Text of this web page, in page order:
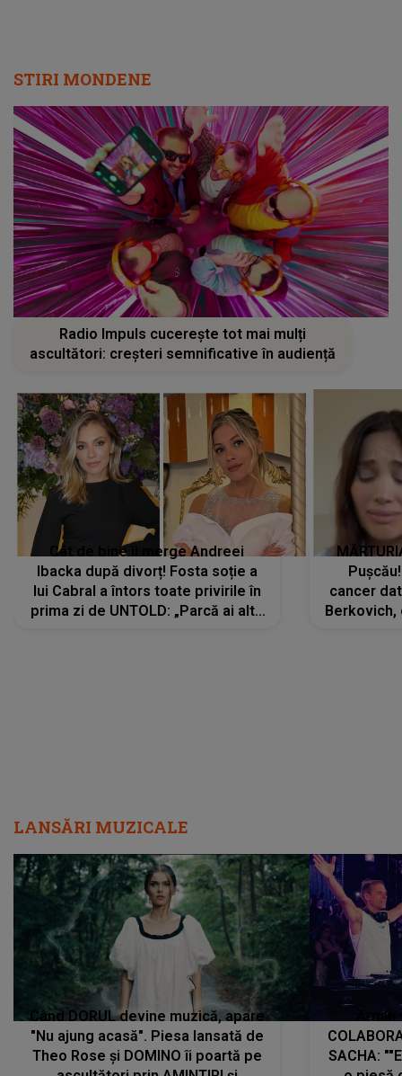
STIRI MONDENE
Radio Impuls cucerește tot mai mulți
ascultători: creșteri semnificative în audiență
Cât de bine îi merge Andreei
Ibacka după divorț! Fosta soție a
lui Cabral a întors toate privirile în
prima zi de UNTOLD: „Parcă ai altă
cancer
Berkovich,
LANSĂRI MUZICALE
Când DORUL devine muzică, apare
"Nu ajung acasă". Piesa lansată de
Theo Rose și DOMINO îi poartă pe
SACHA: